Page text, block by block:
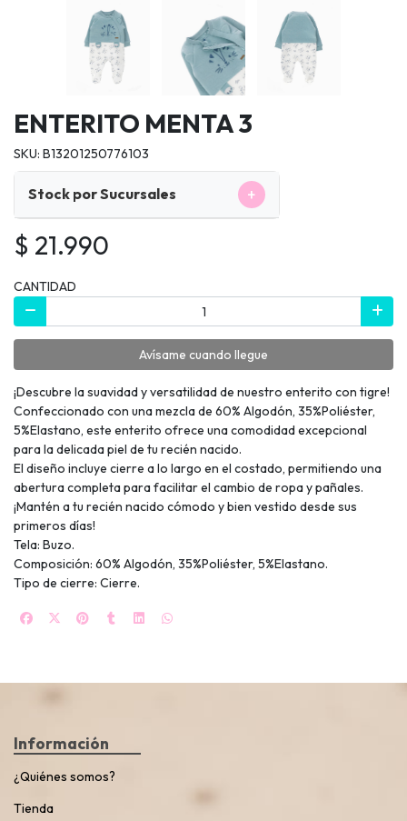
ENTERITO MENTA 3
SKU: B13201250776103
Stock por Sucursales +
$ 21.990
CANTIDAD
Avísame cuando llegue
¡Descubre la suavidad y versatilidad de nuestro enterito con tigre!
Confeccionado con una mezcla de 60% Algodón, 35%Poliéster,
5%Elastano, este enterito ofrece una comodidad excepcional
para la delicada piel de tu recién nacido.
El diseño incluye cierre a lo largo en el costado, permitiendo una
abertura completa para facilitar el cambio de ropa y pañales.
¡Mantén a tu recién nacido cómodo y bien vestido desde sus
primeros días!
Tela: Buzo.
Composición: 60% Algodón, 35%Poliéster, 5%Elastano.
Tipo de cierre: Cierre.
Información
¿Quiénes somos?
Tienda